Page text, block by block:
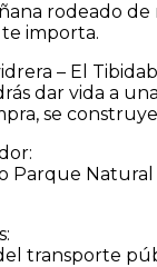
rodeado
importa.
– El
dar vida a
se
Parque
transporte